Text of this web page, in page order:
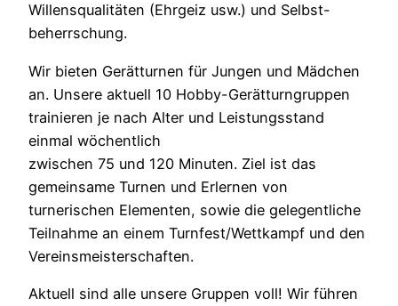
Willensqualitäten (Ehrgeiz usw.) und Selbst-
beherrschung.
Wir bieten Gerätturnen für Jungen und Mädchen
an. Unsere aktuell 10 Hobby-Gerätturngruppen
trainieren je nach Alter und Leistungsstand
einmal wöchentlich
zwischen 75 und 120 Minuten. Ziel ist das
gemeinsame Turnen und Erlernen von
turnerischen Elementen, sowie die gelegentliche
Teilnahme an einem Turnfest/Wettkampf und den
Vereinsmeisterschaften.
Aktuell sind alle unsere Gruppen voll! Wir führen